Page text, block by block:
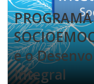
e o
Integral